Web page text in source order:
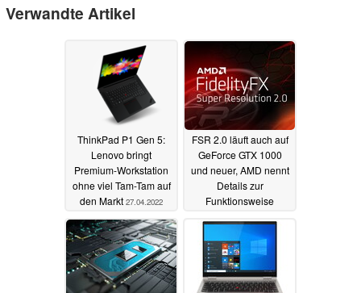
Verwandte Artikel
ThinkPad P1 Gen 5:
Lenovo bringt
Premium-Workstation
ohne viel Tam-Tam auf
den Markt 27.04.2022
FSR 2.0 läuft auch auf
GeForce GTX 1000
und neuer, AMD nennt
Details zur
Funktionsweise